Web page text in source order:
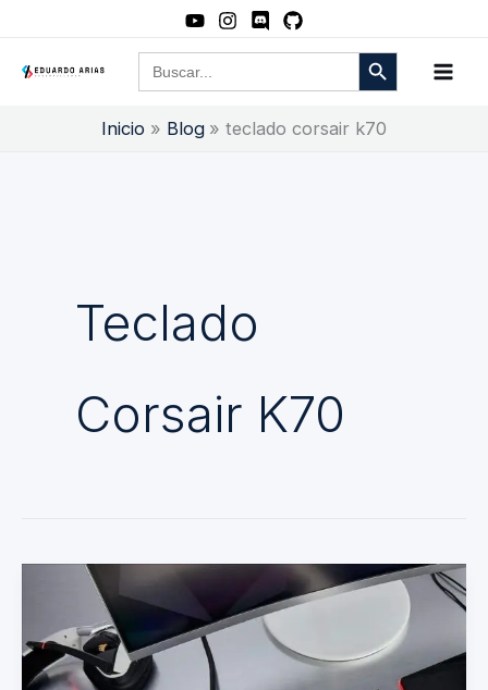
contenido
Buscar: Botón de búsqueda
Inicio Blog teclado corsair k70
Teclado
Corsair K70
Corsair